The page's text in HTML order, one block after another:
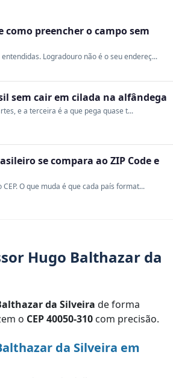
preencher o campo sem
Logradouro não é o seu endereç...
sem cair em cilada na alfândega
e a terceira é a que pega quase t...
se compara ao ZIP Code e
O que muda é que cada país format...
Hugo Balthazar da
da Silveira de forma
o CEP 40050-310 com precisão.
da Silveira em